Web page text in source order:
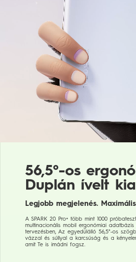
56,5°-os
Duplán ívelt
Legjobb megjelenés.
A SPARK 20 Pro+ több mint 1000
multinacionális mobil ergonómiai
tervezésben, Az egyedülálló 56,5°-os
vázzal és súllyal a karcsúság és a
amit Te is imádni fogsz.